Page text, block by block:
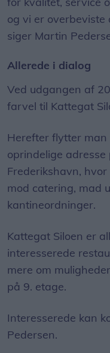
og vi er
siger Martin
Allerede i dialog
Ved udgangen af
farvel til Kattegat
Herefter flytter
oprindelige
Frederikshavn,
mod catering, mad
kantineordninger.
Kattegat Siloen er
interesserede
mere om
på 9. etage.
Interesserede kan
Pedersen.